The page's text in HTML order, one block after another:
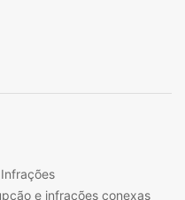
e infrações conexas